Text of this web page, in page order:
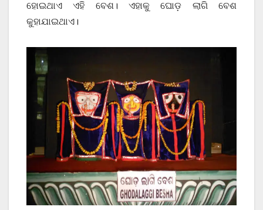
ହୋଇଥାଏ ଏହି ବେଶ। ଏହାକୁ ଘୋଡ଼ ଲାଗି ବେଶ
କୁହାଯାଇଥାଏ।